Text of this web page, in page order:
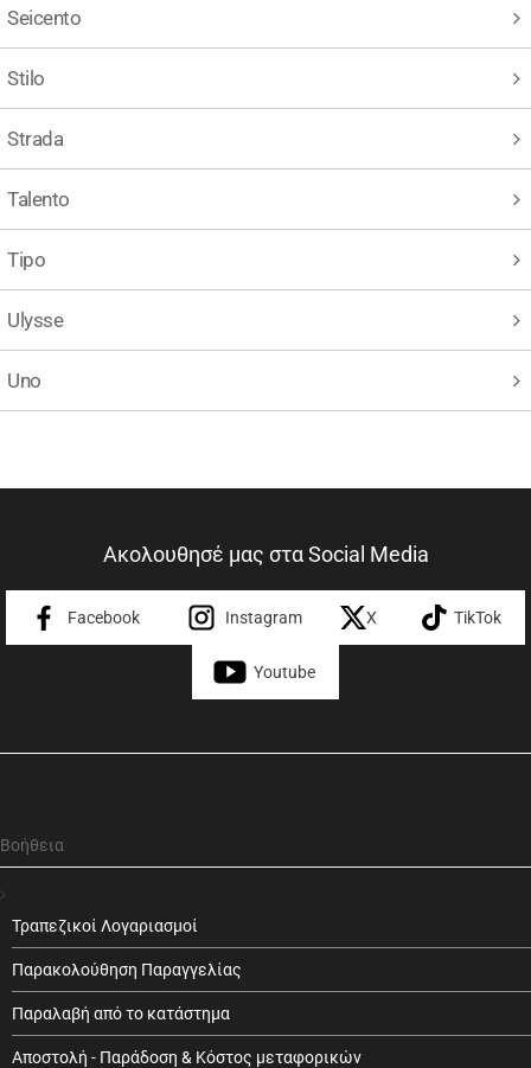
Seicento
Stilo
Strada
Talento
Tipo
Ulysse
Uno
Ακολουθησέ μας στα Social Media
Facebook Instagram X TikTok
Youtube
Βοήθεια
Τραπεζικοί Λογαριασμοί
Παρακολούθηση Παραγγελίας
Παραλαβή από το κατάστημα
Αποστολή - Παράδοση & Κόστος μεταφορικών